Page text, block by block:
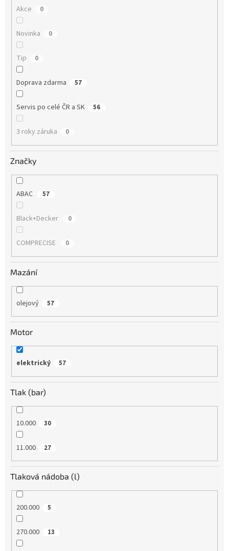
Akce 0
Novinka 0
Tip 0
Doprava zdarma 57
Servis po celé ČR a SK 56
3 roky záruka 0
Značky
ABAC 57
Black+Decker 0
COMPRECISE 0
Mazání
olejový 57
Motor
elektrický 57
Tlak (bar)
10.000 30
11.000 27
Tlaková nádoba (l)
200.000 5
270.000 13